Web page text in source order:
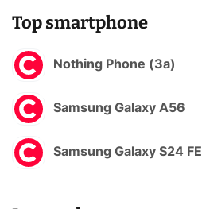
Top smartphone
Nothing Phone (3a)
Samsung Galaxy A56
Samsung Galaxy S24 FE